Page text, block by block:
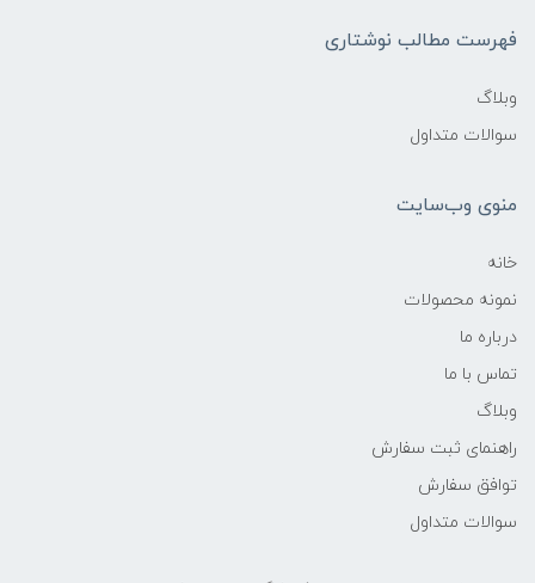
فهرست مطالب نوشتاری
وبلاگ
سوالات متداول
منوی وب‌سایت
خانه
نمونه محصولات
درباره ما
تماس با ما
وبلاگ
راهنمای ثبت سفارش
توافق سفارش
سوالات متداول